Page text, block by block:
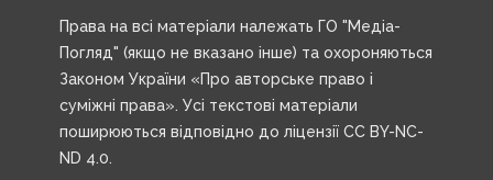
Права на всі матеріали належать ГО "Медіа-
Погляд" (якщо не вказано інше) та охороняються
Законом України «Про авторське право і
суміжні права». Усі текстові матеріали
поширюються відповідно до ліцензії CC BY-NC-
ND 4.0.